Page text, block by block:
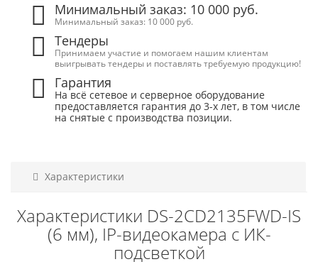
Минимальный заказ: 10 000 руб.
Минимальный заказ: 10 000 руб.
Тендеры
Принимаем участие и помогаем нашим клиентам
выигрывать тендеры и поставлять требуемую продукцию!
Гарантия
На всё сетевое и серверное оборудование
предоставляется гарантия до 3-х лет, в том числе
на снятые с производства позиции.
Характеристики
Характеристики DS-2CD2135FWD-IS
(6 мм), IP-видеокамера с ИК-
подсветкой